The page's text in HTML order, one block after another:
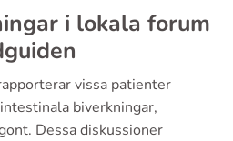
i lokala forum
vissa patienter
biverkningar,
Dessa diskussioner